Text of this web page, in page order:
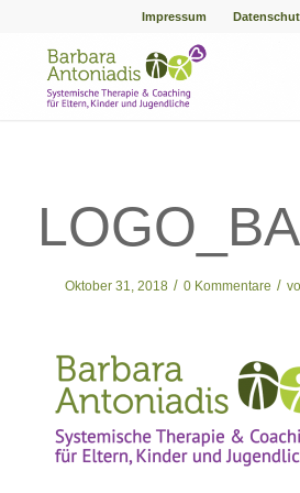
Impressum
Oktober 31, 2018 / 0 Kommentare /